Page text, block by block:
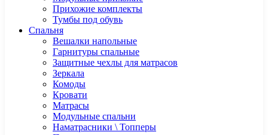
Прихожие комплекты
Тумбы под обувь
Спальня
Вешалки напольные
Гарнитуры спальные
Защитные чехлы для матрасов
Зеркала
Комоды
Кровати
Матрасы
Модульные спальни
Наматрасники \ Топперы